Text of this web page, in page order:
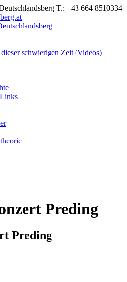
T.: +43 664 8510334
schwierigen Zeit (Videos)
Preding
Preding